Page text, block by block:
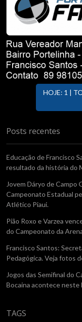
HOJE: 1 |
Posts recentes
Educação de Francisco
resultado da história do
Jovem Dáryo de
Campeonato Estadual
Atlético Piaui.
Pião Roxo e Varzea
do Campeonato da
Francisco Santos:
Pedagógica. Veja fotos
Jogos das Semifinal do
Bocaina acontece neste
TAGS